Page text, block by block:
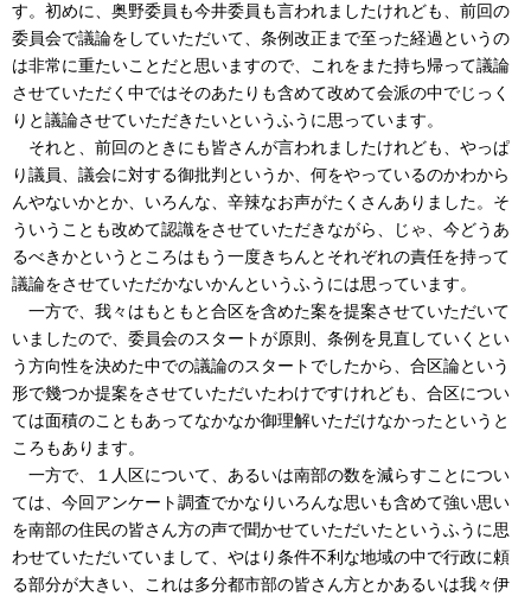
す。初めに、奥野委員も今井委員も言われましたけれども、前回の
委員会で議論をしていただいて、条例改正まで至った経過というの
は非常に重たいことだと思いますので、これをまた持ち帰って議論
させていただく中ではそのあたりも含めて改めて会派の中でじっく
りと議論させていただきたいというふうに思っています。
それと、前回のときにも皆さんが言われましたけれども、やっぱ
り議員、議会に対する御批判というか、何をやっているのかわから
んやないかとか、いろんな、辛辣なお声がたくさんありました。そ
ういうことも改めて認識をさせていただきながら、じゃ、今どうあ
るべきかというところはもう一度きちんとそれぞれの責任を持って
議論をさせていただかないかんというふうには思っています。
一方で、我々はもともと合区を含めた案を提案させていただいて
いましたので、委員会のスタートが原則、条例を見直していくとい
う方向性を決めた中での議論のスタートでしたから、合区論という
形で幾つか提案をさせていただいたわけですけれども、合区につい
ては面積のこともあってなかなか御理解いただけなかったというと
ころもあります。
一方で、１人区について、あるいは南部の数を減らすことについ
ては、今回アンケート調査でかなりいろんな思いも含めて強い思い
を南部の住民の皆さん方の声で聞かせていただいたというふうに思
わせていただいていまして、やはり条件不利な地域の中で行政に頼
る部分が大きい、これは多分都市部の皆さん方とかあるいは我々伊